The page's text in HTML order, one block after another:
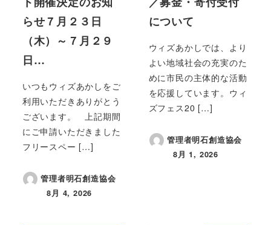
らせ７月２３日
（木）～７月２９
日…
いつもウィズあかしをご
利用いただきありがとう
ございます。 上記期間
にご申請いただきました
フリースペー […]
管理者明石創造協会
投稿日
8月 4, 2026
について
ウィズあかしでは、より
よい地域社会の充実のた
めに市民の主体的な活動
を応援しています。ウィ
ズフェス20 […]
管理者明石創造協会
投稿日
8月 1, 2026